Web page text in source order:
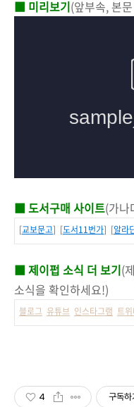
■ 미리보기(앞부속, 본
■ 도서구매 사이트(가나
[교보문고] [도서11번가] [알라
■ 제이펍 소식 더 보기(
소식을 확인하세요!)
블로그 유튜브 인스타그램 트
4 구독하